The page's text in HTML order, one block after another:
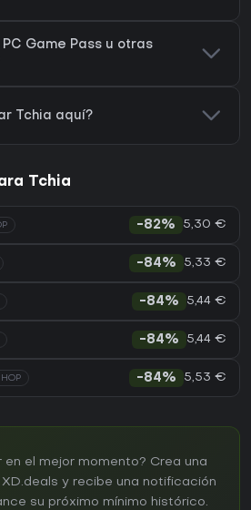
Game Pass u otras
Tchia aquí?
Tchia
-82% 5,30 €
-84% 5,33 €
-84% 5,44 €
-84% 5,44 €
-84% 5,53 €
en el mejor momento? Crea una
y recibe una notificación
su próximo mínimo histórico.